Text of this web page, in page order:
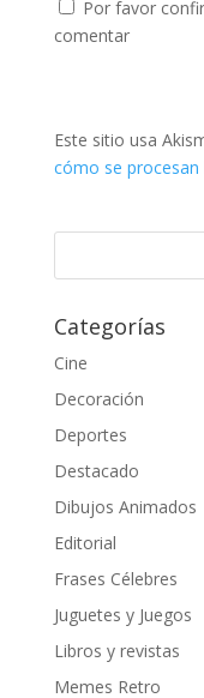
Por favor
comentar
Este sitio usa
cómo se
Categorías
Cine
Decoración
Deportes
Destacado
Dibujos Animados
Editorial
Frases Célebres
Juguetes y Juegos
Libros y revistas
Memes Retro